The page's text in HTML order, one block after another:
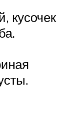
кусочек